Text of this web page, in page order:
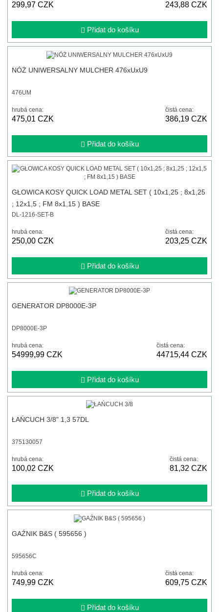
299,97 CZK 243,88 CZK
Přidat do košíku
NÓŻ UNIWERSALNY MULCHER 476xUxU9
476UM
hrubá cena:
475,01 CZK
čistá cena:
386,19 CZK
Přidat do košíku
GŁOWICA KOSY QUICK LOAD METAL SET ( 10x1,25 ; 8x1,25
; 12x1,5 ; FM 8x1,15 ) BASE
DL-1216-SET-B
hrubá cena:
250,00 CZK
čistá cena:
203,25 CZK
Přidat do košíku
GENERATOR DP8000E-3P
DP8000E-3P
hrubá cena:
54999,99 CZK
čistá cena:
44715,44 CZK
Přidat do košíku
ŁAŃCUCH 3/8" 1,3 57DL
375130057
hrubá cena:
100,02 CZK
čistá cena:
81,32 CZK
Přidat do košíku
GAŹNIK B&S ( 595656 )
595656C
hrubá cena:
749,99 CZK
čistá cena:
609,75 CZK
Přidat do košíku